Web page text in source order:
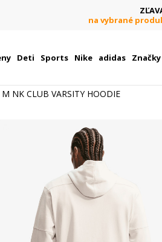
na vybrané
Deti Sports Nike adidas Značky
NK CLUB VARSITY HOODIE